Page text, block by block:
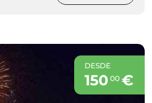
DESDE
150 00€